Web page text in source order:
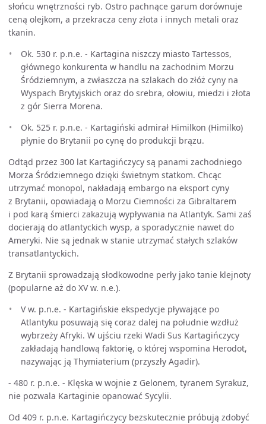
słońcu wnętrzności ryb. Ostro pachnące garum dorównuje
ceną olejkom, a przekracza ceny złota i innych metali oraz
tkanin.
Ok. 530 r. p.n.e. - Kartagina niszczy miasto Tartessos,
głównego konkurenta w handlu na zachodnim Morzu
Śródziemnym, a zwłaszcza na szlakach do złóż cyny na
Wyspach Brytyjskich oraz do srebra, ołowiu, miedzi i złota
z gór Sierra Morena.
Ok. 525 r. p.n.e. - Kartagiński admirał Himilkon (Himilko)
płynie do Brytanii po cynę do produkcji brązu.
Odtąd przez 300 lat Kartagińczycy są panami zachodniego
Morza Śródziemnego dzięki świetnym statkom. Chcąc
utrzymać monopol, nakładają embargo na eksport cyny
z Brytanii, opowiadają o Morzu Ciemności za Gibraltarem
i pod karą śmierci zakazują wypływania na Atlantyk. Sami zaś
docierają do atlantyckich wysp, a sporadycznie nawet do
Ameryki. Nie są jednak w stanie utrzymać stałych szlaków
transatlantyckich.
Z Brytanii sprowadzają słodkowodne perły jako tanie klejnoty
(popularne aż do XV w. n.e.).
V w. p.n.e. - Kartagińskie ekspedycje pływające po
Atlantyku posuwają się coraz dalej na południe wzdłuż
wybrzeży Afryki. W ujściu rzeki Wadi Sus Kartagińczycy
zakładają handlową faktorię, o której wspomina Herodot,
nazywając ją Thymiaterium (przyszły Agadir).
- 480 r. p.n.e. - Klęska w wojnie z Gelonem, tyranem Syrakuz,
nie pozwala Kartaginie opanować Sycylii.
Od 409 r. p.n.e. Kartagińczycy bezskutecznie próbują zdobyć